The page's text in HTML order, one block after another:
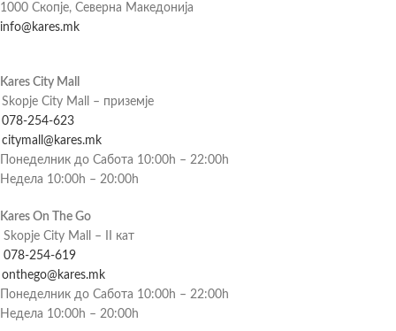
1000 Скопје, Северна Македонија
info@kares.mk
Kares City Mall
Skopje City Mall – приземје
078-254-623
citymall@kares.mk
Понеделник до Сабота 10:00h – 22:00h
Недела 10:00h – 20:00h
Kares On The Go
Skopje City Mall – II кат
078-254-619
onthego@kares.mk
Понеделник до Сабота 10:00h – 22:00h
Недела 10:00h – 20:00h